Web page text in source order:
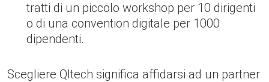
tratti di un piccolo workshop per 10 dirigenti
o di una convention digitale per 1000
dipendenti.
Scegliere Qltech significa affidarsi ad un partner